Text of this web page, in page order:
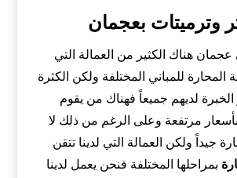
وترميتات بعجمان
هناك الكثير من العمالة التي
المحارة للمباني المختلفة ولكن الكثرة
الخبرة لديهم جميعاً فهناك من يقوم
مرتفعة وعلى الرغم من ذلك لا
جيداً ولكن العمالة التي لدينا تتقن
بمراحلها المختلفة فنحن يعمل لدينا